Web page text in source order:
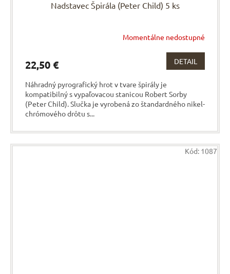
Nadstavec Špirála (Peter Child) 5 ks
Momentálne nedostupné
22,50 € DETAIL
Náhradný pyrografický hrot v tvare špirály je
kompatibilný s vypaľovacou stanicou Robert Sorby
(Peter Child). Slučka je vyrobená zo štandardného nikel-
chrómového drôtu s...
Kód: 1087